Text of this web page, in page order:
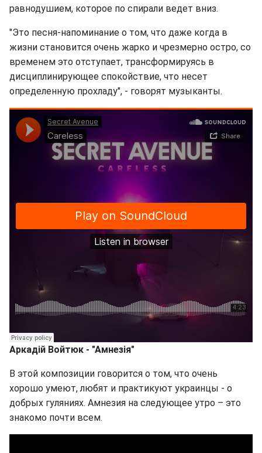
равнодушием, которое по спирали ведет вниз.
"Это песня-напоминание о том, что даже когда в
жизни становится очень жарко и чрезмерно остро, со
временем это отступает, трансформируясь в
дисциплинирующее спокойствие, что несет
определенную прохладу", - говорят музыканты.
Аркадій Войтюк - "Амнезія"
В этой композиции говорится о том, что очень
хорошо умеют, любят и практикуют украинцы - о
добрых гуляниях. Амнезия на следующее утро – это
знакомо почти всем.